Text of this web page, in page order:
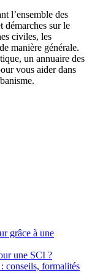
l’ensemble des
démarches sur le
civiles, les
manière générale.
un annuaire des
vous aider dans
grâce à une
une SCI ?
conseils, formalités